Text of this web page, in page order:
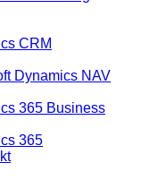
CRM
Dynamics NAV
365 Business
365